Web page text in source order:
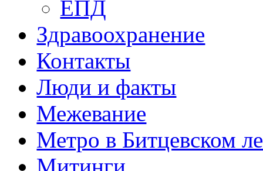
ЕПД
Здравоохранение
Контакты
Люди и факты
Межевание
Метро в Битцевском